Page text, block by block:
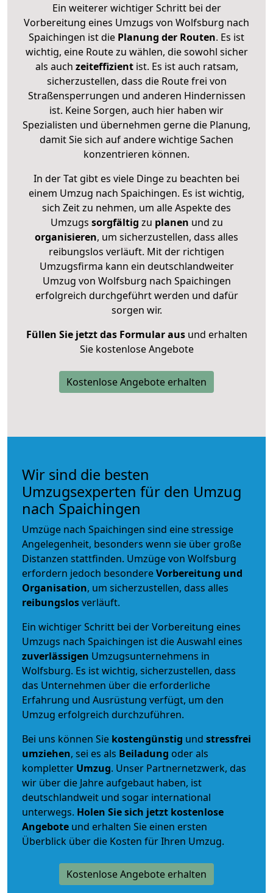
Ein weiterer wichtiger Schritt bei der
Vorbereitung eines Umzugs von Wolfsburg nach
Spaichingen ist die Planung der Routen. Es ist
wichtig, eine Route zu wählen, die sowohl sicher
als auch zeiteffizientist. Es ist auch ratsam,
sicherzustellen, dass die Route frei von
Straßensperrungen und anderen Hindernissen
ist. Keine Sorgen, auch hier haben wir
Spezialisten und übernehmen gerne die Planung,
damit Sie sich auf andere wichtige Sachen
konzentrieren können.
In der Tat gibt es viele Dinge zu beachten bei
einem Umzug nach Spaichingen. Es ist wichtig,
sich Zeit zu nehmen, um alle Aspekte des
Umzugs sorgfältig zu planen und zu
organisieren, um sicherzustellen, dass alles
reibungslos verläuft. Mit der richtigen
Umzugsfirma kann ein deutschlandweiter
Umzug von Wolfsburg nach Spaichingen
erfolgreich durchgeführt werden und dafür
sorgen wir.
Füllen Sie jetzt das Formular ausund erhalten
Sie kostenlose Angebote
Kostenlose Angebote erhalten
Wir sind die besten
Umzugsexperten für den Umzug
nach Spaichingen
Umzüge nach Spaichingen sind eine stressige
Angelegenheit, besonders wenn sie über große
Distanzen stattfinden. Umzüge von Wolfsburg
erfordern jedoch besondereVorbereitung und
Organisation, um sicherzustellen, dass alles
reibungslosverläuft.
Ein wichtiger Schritt bei der Vorbereitung eines
Umzugs nach Spaichingen ist die Auswahl eines
zuverlässigen Umzugsunternehmens in
Wolfsburg. Es ist wichtig, sicherzustellen, dass
das Unternehmen über die erforderliche
Erfahrung und Ausrüstung verfügt, um den
Umzug erfolgreich durchzuführen.
Bei uns können Sie kostengünstig und stressfrei
umziehen, sei es als Beiladung oder als
kompletter Umzug. Unser Partnernetzwerk, das
wir über die Jahre aufgebaut haben, ist
deutschlandweit und sogar international
unterwegs. Holen Sie sich jetzt kostenlose
Angebote und erhalten Sie einen ersten
Überblick über die Kosten für Ihren Umzug.
Kostenlose Angebote erhalten